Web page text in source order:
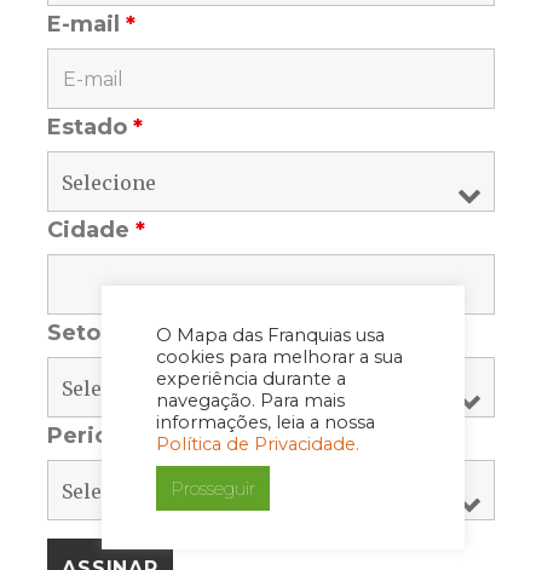
O Mapa das Franquias usa
cookies para melhorar a sua
experiência durante a
navegação. Para mais
informações, leia a nossa
Política de Privacidade.
Prosseguir
E-mail*
Estado*
Cidade*
Setor
Periodicidade*